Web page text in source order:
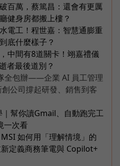
百萬，蔡篤昌：還會有更厲
健身房都搬上樓？
電工！程世嘉：智慧通膨重
底什麼樣子？
中間有8道關卡！翊嘉禮儀
者最後道別？
全包辦——企業 AI 員工管理
公司撐起研發、銷售到客
幫你讀Gmail、自動跑完工
一次看
如何用「理解情境」的
定義商務筆電與 Copilot+